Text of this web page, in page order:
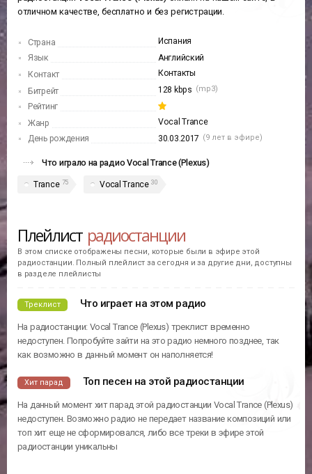
отличном качестве, бесплатно и без регистрации.
Страна
Испания
Язык
Английский
Контакт
Контакты
Битрейт
128 kbps (mp3)
Рейтинг
Жанр
Vocal Trance
День рождения
30.03.2017 (9 лет в эфире)
Что играло на радио Vocal Trance (Plexus)
Trance 75 Vocal Trance 30
Плейлист радиостанции
В этом списке отображены песни, которые были в эфире этой
радиостанции. Полный плейлист за сегодня и за другие дни, доступны
в разделе плейлисты
Треклист Что играет на этом радио
На радиостанции: Vocal Trance (Plexus) треклист временно
недоступен. Попробуйте зайти на это радио немного позднее, так
как возможно в данный момент он наполняется!
Хит парад Топ песен на этой радиостанции
На данный момент хит парад этой радиостанции Vocal Trance (Plexus)
недоступен. Возможно радио не передает название композиций или
топ хит еще не сформировался, либо все треки в эфире этой
радиостанции уникальны